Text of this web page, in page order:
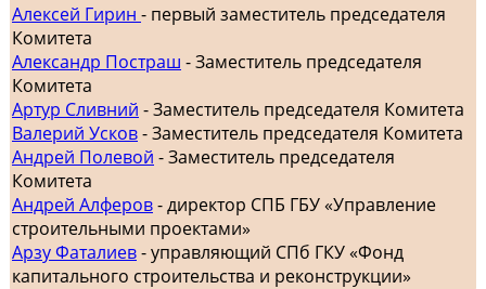
Алексей Гирин - первый заместитель председателя
Комитета
Александр Постраш - Заместитель председателя
Комитета
Артур Сливний - Заместитель председателя Комитета
Валерий Усков- Заместитель председателя Комитета
Андрей Полевой - Заместитель председателя
Комитета
Андрей Алферов- директор СПБ ГБУ «Управление
строительными проектами»
Арзу Фаталиев- управляющий СПб ГКУ «Фонд
капитального строительства и реконструкции»